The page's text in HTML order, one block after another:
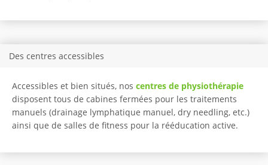
Des centres accessibles
Accessibles et bien situés, nos centres de physiothérapie
disposent tous de cabines fermées pour les traitements
manuels (drainage lymphatique manuel, dry needling, etc.)
ainsi que de salles de fitness pour la rééducation active.